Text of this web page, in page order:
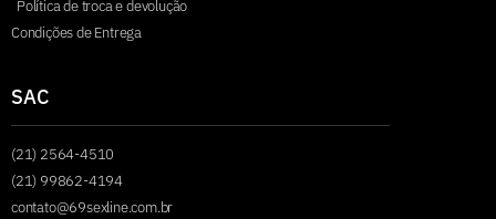
Política de troca e devolução
Condições de Entrega
SAC
(21) 2564-4510
(21) 99862-4194
contato@69sexline.com.br